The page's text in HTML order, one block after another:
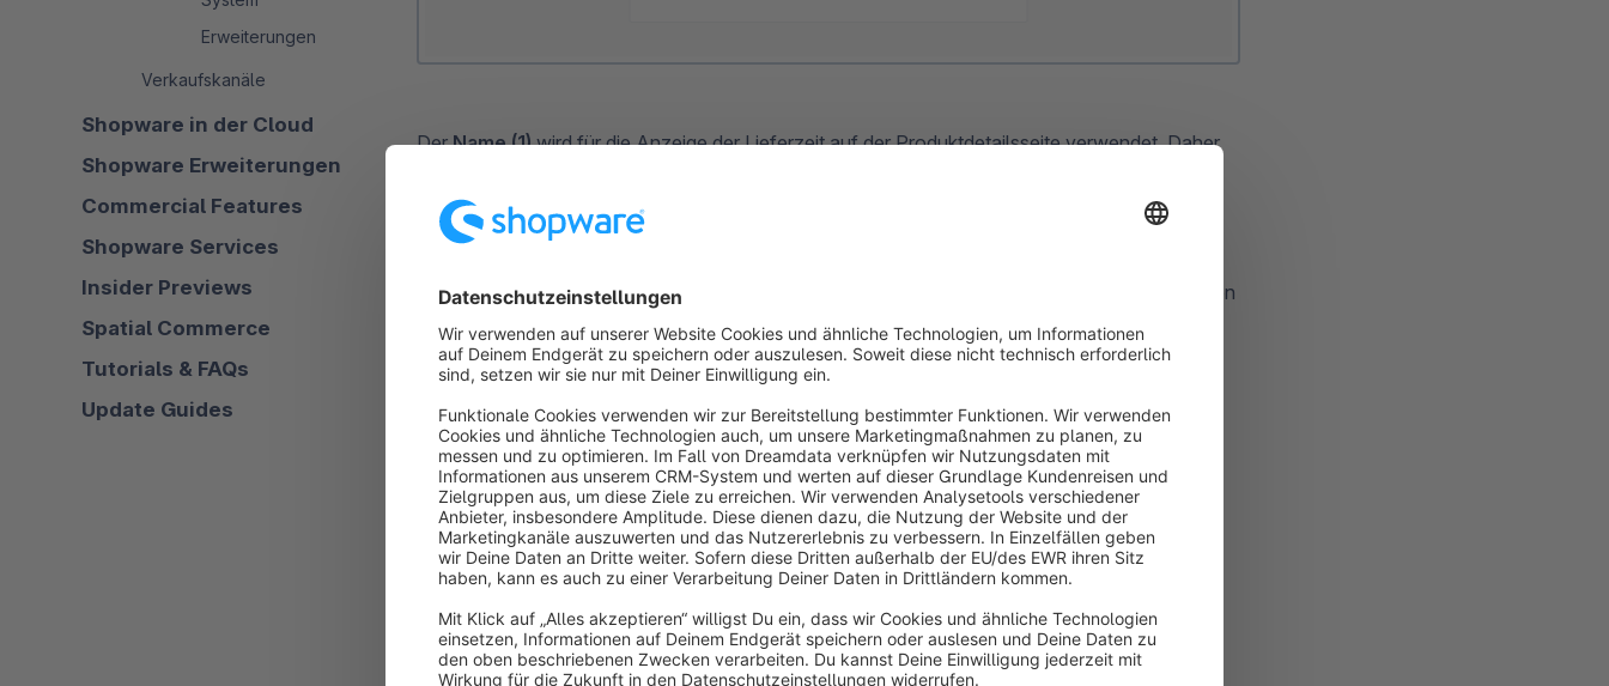
Erweiterungen
Verkaufskanäle
Shopware in der Cloud
Shopware Erweiterungen
Commercial Features
Shopware Services
Insider Previews
Spatial Commerce
Tutorials & FAQs
Update Guides
DerName (1)wird für die Anzeige der Lieferzeit auf der Produktdetailsseite verwendet. Daher
nachvollzogen werden kann.
Für die dynamische Berechnung der Anzeige im Warenkorb und Bestellabschluss sind die
Maximum (4)als Ganzzahl relevant. Anhand dieser Informationen werden die Datumsangaben
automatisch ermittelt.
Im Abschnitt Lieferzeiten im Warenkorb anzeigenerhältst du weitere Informationen hierzu,
sowie einigeBeispiele zur dynamischen Berechnung
Lieferzeit in der Versandart zuweisen
Wenn du eine Versandart anlegst, kanst du in denBasisinformationendie Lieferzeit angeben.
Produkten keine Lieferzeit zugewiesen ist.